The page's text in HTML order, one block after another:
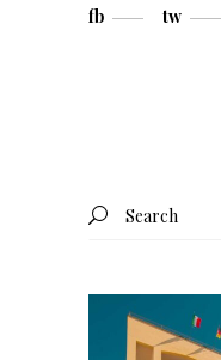
fb tw
Search
for: